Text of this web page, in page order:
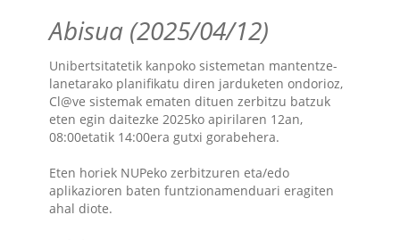
Abisua (2025/04/12)
Unibertsitatetik kanpoko sistemetan mantentze-
lanetarako planifikatu diren jarduketen ondorioz,
Cl@ve sistemak ematen dituen zerbitzu batzuk
eten egin daitezke 2025ko apirilaren 12an,
08:00etatik 14:00era gutxi gorabehera.
Eten horiek NUPeko zerbitzuren eta/edo
aplikazioren baten funtzionamenduari eragiten
ahal diote.